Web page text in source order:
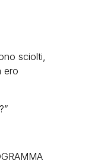
sciolti,
ero